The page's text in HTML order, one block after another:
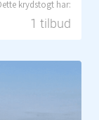
1 tilbud